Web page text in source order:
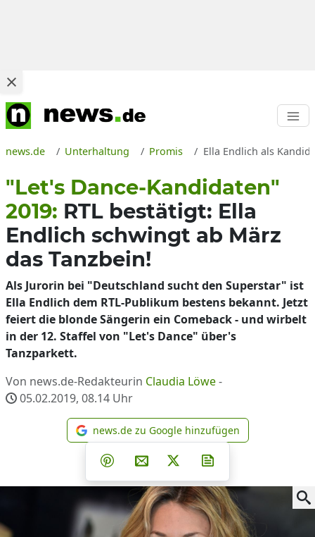
news.de Unterhaltung Promis Ella Endlich als
"Let's Dance-Kandidaten"
2019: RTL bestätigt: Ella
Endlich schwingt ab März
das Tanzbein!
Als Jurorin bei "Deutschland sucht den Superstar" ist
Ella Endlich dem RTL-Publikum bestens bekannt. Jetzt
feiert die blonde Sängerin ein Comeback - und wirbelt
in der 12. Staffel von "Let's Dance" über's
Tanzparkett.
Von news.de-Redakteurin Claudia Löwe-
05.02.2019, 08.14 Uhr
news.de zu Google
news.de zu Google hinzufügen
Teilen auf Facebook
Teilen auf Whatsapp
Teilen auf Telegram
Teilen auf Pinterest
Per E-Mail teilen
Post auf X